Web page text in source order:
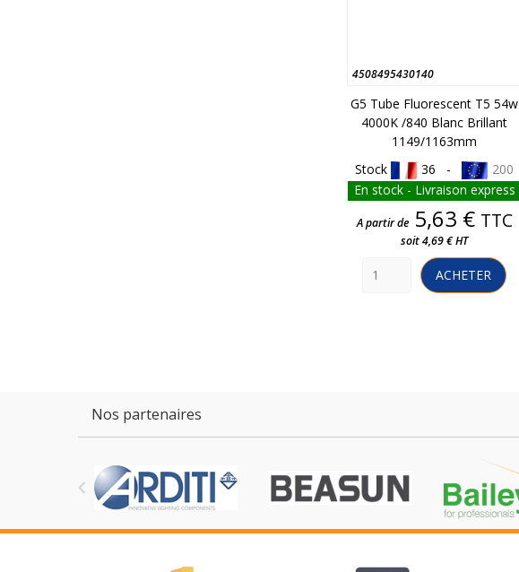
4508495430140
G5 Tube Fluorescent T5 54w
4000K /840 Blanc Brillant
1149/1163mm
Stock
36 -
200
En stock - Livraison express
Prix
A partir de 5,63 € TTC
soit 4,69 € HT
ACHETER
Nos partenaires
